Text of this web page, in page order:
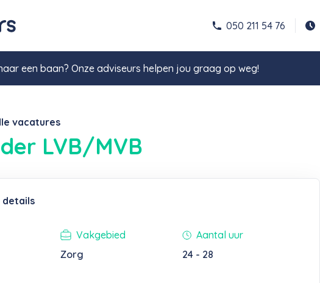
050 211 54 76
een baan? Onze adviseurs helpen jou graag op weg!
vacatures
LVB/MVB
details
Vakgebied
Zorg
Aantal uur
24 - 28